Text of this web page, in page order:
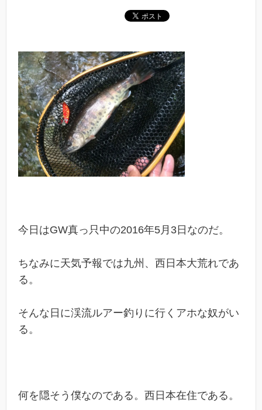
今日はGW真っ只中の2016年5月3日なのだ。
ちなみに天気予報では九州、西日本大荒れであ
る。
そんな日に渓流ルアー釣りに行くアホな奴がい
る。
何を隠そう僕なのである。西日本在住である。